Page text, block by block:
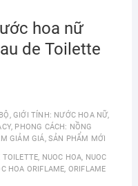
hoa nữ
de Toilette
, GIỚI TÍNH: NƯỚC HOA NỮ,
, PHONG CÁCH: NỒNG
GIẢM GIÁ, SẢN PHẨM MỚI
TOILETTE, NUOC HOA, NUOC
HOA ORIFLAME, ORIFLAME